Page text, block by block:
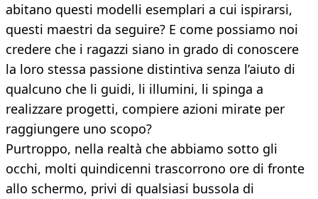
abitano questi modelli esemplari a cui ispirarsi,
questi maestri da seguire? E come possiamo noi
credere che i ragazzi siano in grado di conoscere
la loro stessa passione distintiva senza l’aiuto di
qualcuno che li guidi, li illumini, li spinga a
realizzare progetti, compiere azioni mirate per
raggiungere uno scopo?
Purtroppo, nella realtà che abbiamo sotto gli
occhi, molti quindicenni trascorrono ore di fronte
allo schermo, privi di qualsiasi bussola di